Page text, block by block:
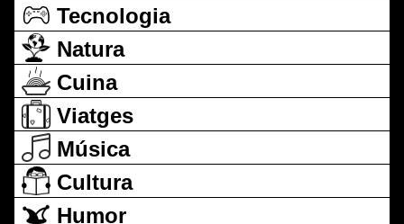
Tecnologia
Natura
Cuina
Viatges
Música
Cultura
Humor